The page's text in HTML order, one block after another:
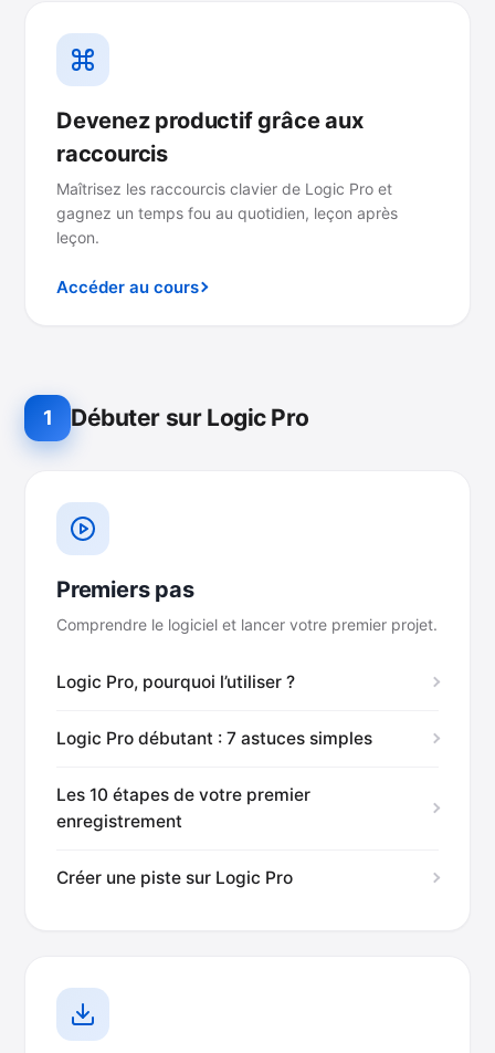
Devenez productif grâce aux
raccourcis
Maîtrisez les raccourcis clavier de Logic Pro et
gagnez un temps fou au quotidien, leçon après
leçon.
Accéder au cours
1 Débuter sur Logic Pro
Premiers pas
Comprendre le logiciel et lancer votre premier projet.
Logic Pro, pourquoi l’utiliser ?
Logic Pro débutant : 7 astuces simples
Les 10 étapes de votre premier
enregistrement
Créer une piste sur Logic Pro